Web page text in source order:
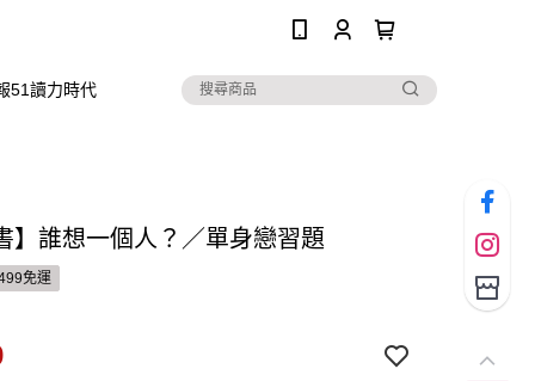
51讀力時代
】誰想一個人？／單身戀習題
免運